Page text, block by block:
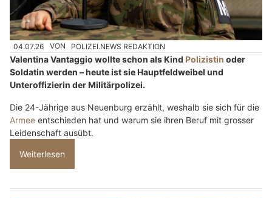
04.07.26 VON POLIZEI.NEWS REDAKTION
Valentina Vantaggio wollte schon als Kind Polizistin oder
Soldatin werden – heute ist sie Hauptfeldweibel und
Unteroffizierin der Militärpolizei.
Die 24-Jährige aus Neuenburg erzählt, weshalb sie sich für die
Armee entschieden hat und warum sie ihren Beruf mit grosser
Leidenschaft ausübt.
Weiterlesen